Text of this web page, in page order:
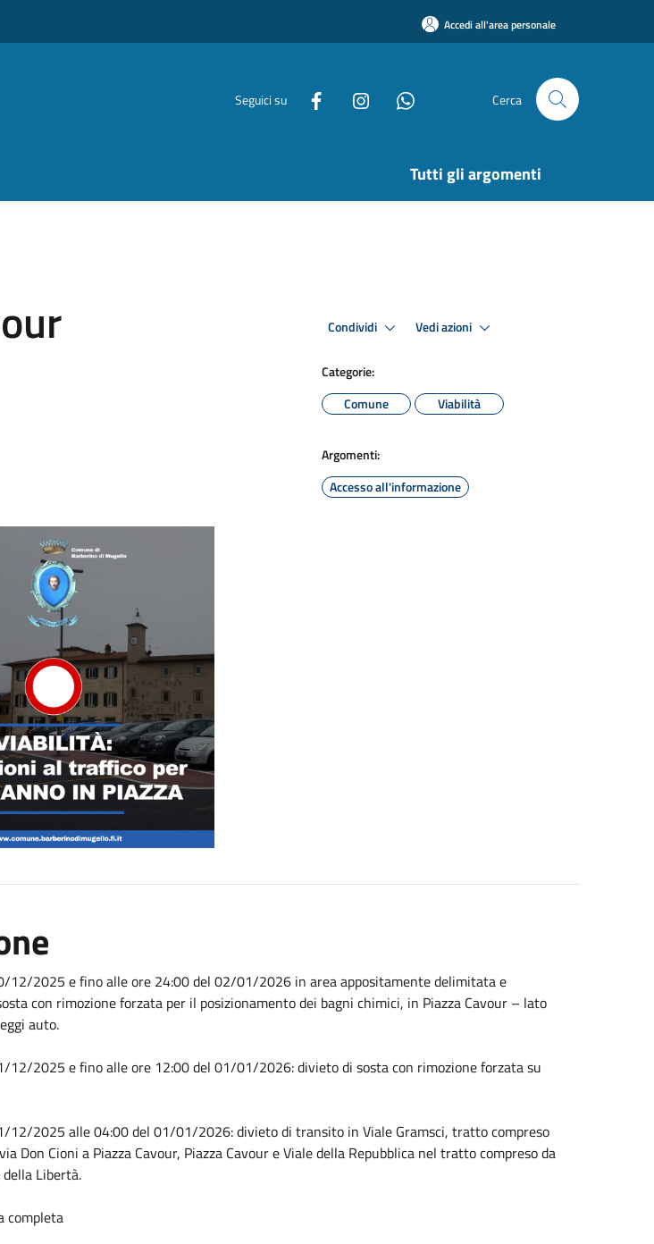
Accedi all'area personale
Seguici su Cerca
Tutti gli argomenti
Condividi Vedi azioni
Categorie:
Comune
Viabilità
Argomenti:
Accesso all'informazione
12/2025 e fino alle ore 24:00 del 02/01/2026 in area appositamente delimitata e
con rimozione forzata per il posizionamento dei bagni chimici, in Piazza Cavour – lato
auto.
12/2025 e fino alle ore 12:00 del 01/01/2026: divieto di sosta con rimozione forzata su
12/2025 alle 04:00 del 01/01/2026: divieto di transito in Viale Gramsci, tratto compreso
Don Cioni a Piazza Cavour, Piazza Cavour e Viale della Repubblica nel tratto compreso da
della Libertà.
completa